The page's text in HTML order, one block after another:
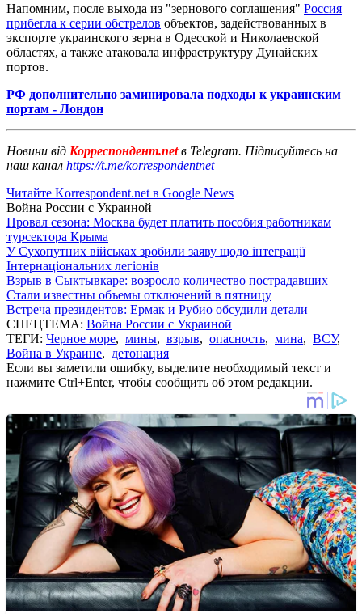
Напомним, после выхода из "зернового соглашения" Россия
прибегла к серии обстрелов объектов, задействованных в
экспорте украинского зерна в Одесской и Николаевской
областях, а также атаковала инфраструктуру Дунайских
портов.
РФ дополнительно заминировала подходы к украинским
портам - Лондон
Новини від Корреспондент.netв Telegram. Підписуйтесь на
наш канал https://t.me/korrespondentnet
Читайте Korrespondent.net в Google News
Война России с Украиной
Провал сезона: Москва будет платить пособия работникам
турсектора Крыма
У Сухопутних військах зробили заяву щодо інтеграції
Інтернаціональних легіонів
Взрыв в Сыктывкаре: возросло количество пострадавших
Стали известны объемы отключений в пятницу
Встреча президентов: Ермак и Рубио обсудили детали
СПЕЦТЕМА: Война России с Украиной
ТЕГИ: Черное море, мины, взрыв, опасность, мина, ВСУ,
Война в Украине, детонация
Если вы заметили ошибку, выделите необходимый текст и
нажмите Ctrl+Enter, чтобы сообщить об этом редакции.